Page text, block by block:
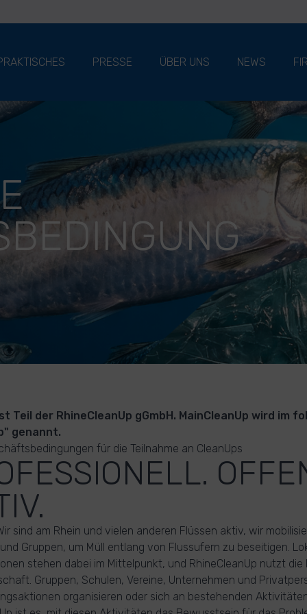
PRESSE ÜBER UNS NEWS
Teil der RhineCleanUp gGmbH. MainCleanUp wird im
genannt.
für die Teilnahme an CleanUps
sind am Rhein und vielen anderen Flüssen aktiv, wir
Gruppen, um Müll entlang von Flussufern zu beseitigen.
stehen dabei im Mittelpunkt, und RhineCleanUp nutzt die
Gruppen, Schulen, Vereine, Unternehmen und
organisieren oder sich an bestehenden